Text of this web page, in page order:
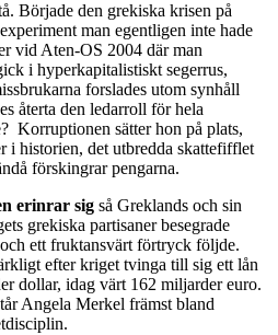
Började den grekiska krisen på
man egentligen inte hade
vid Aten-OS 2004 där man
i hyperkapitalistiskt segerrus,
forslades utom synhåll
återta den ledarroll för hela
Korruptionen sätter hon på plats,
i historien, det utbredda skattefifflet
förskingrar pengarna.
erinrar sig så Greklands och sin
grekiska partisaner besegrade
ett fruktansvärt förtryck följde.
efter kriget tvinga till sig ett lån
dollar, idag värt 162 miljarder euro.
Angela Merkel främst bland